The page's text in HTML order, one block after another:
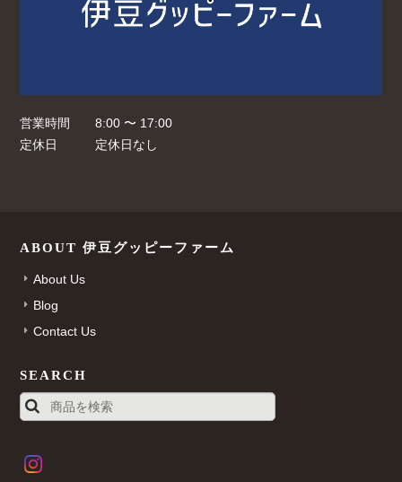
営業時間
8:00 〜 17:00
定休日
定休日なし
ABOUT 伊豆グッピーファーム
About Us
Blog
Contact Us
SEARCH